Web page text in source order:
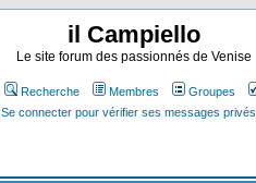
il Campiello
Le site forum des passionnés de Venise
Recherche Membres Groupes
Se connecter pour vérifier ses messages privés